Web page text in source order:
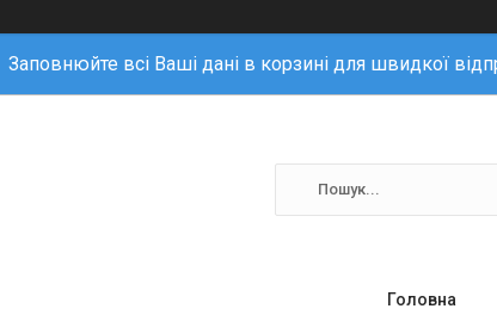
Заповнюйте всі Ваші дані в корзині для швидкої
Головна